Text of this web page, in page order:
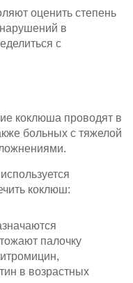
оценить степень
в
с
коклюша проводят в
больных с тяжелой
коклюш:
палочку
в возрастных